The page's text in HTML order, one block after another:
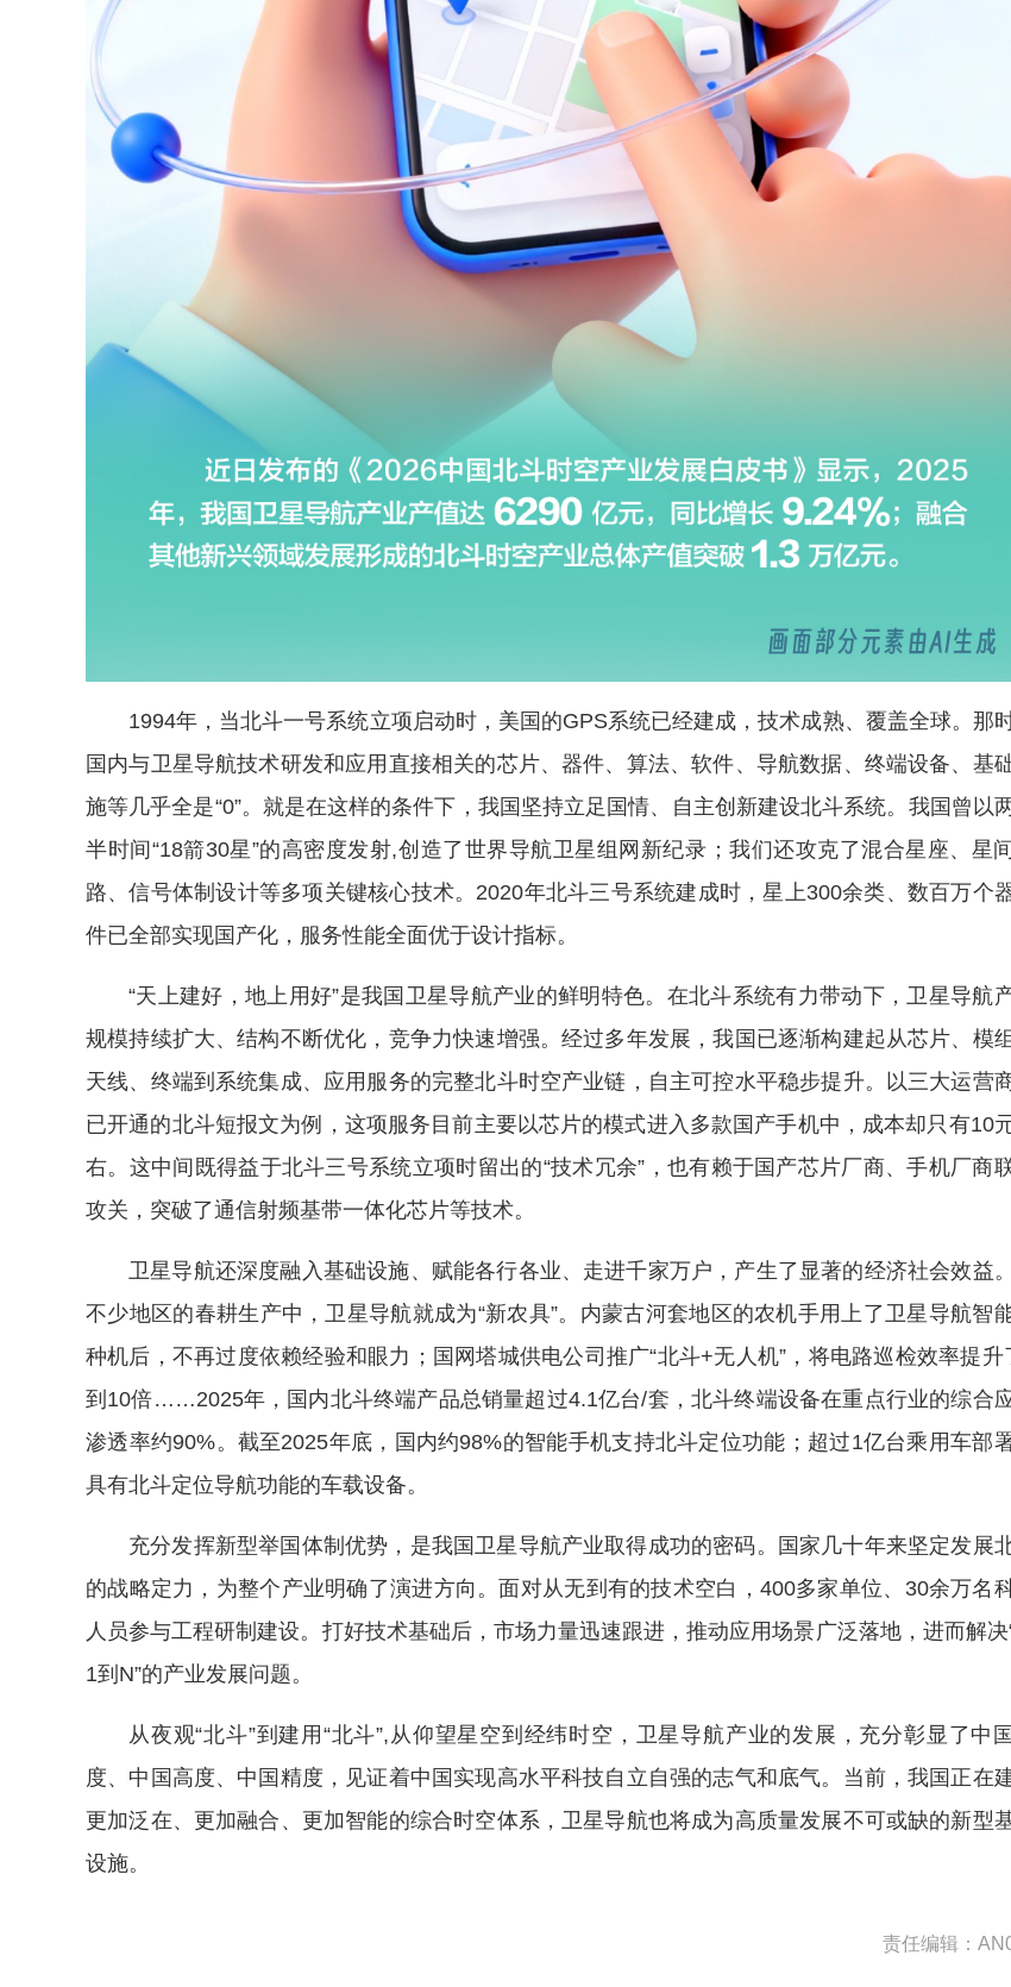
1994年，当北斗一号系统立项启动时，美国的GPS系统已经建成，技术成熟、覆盖全球。那时
国内与卫星导航技术研发和应用直接相关的芯片、器件、算法、软件、导航数据、终端设备、基
施等几乎全是“0”。就是在这样的条件下，我国坚持立足国情、自主创新建设北斗系统。我国曾以
半时间“18箭30星”的高密度发射,创造了世界导航卫星组网新纪录；我们还攻克了混合星座、星
路、信号体制设计等多项关键核心技术。2020年北斗三号系统建成时，星上300余类、数百万个
件已全部实现国产化，服务性能全面优于设计指标。
“天上建好，地上用好”是我国卫星导航产业的鲜明特色。在北斗系统有力带动下，卫星导航
规模持续扩大、结构不断优化，竞争力快速增强。经过多年发展，我国已逐渐构建起从芯片、模组
天线、终端到系统集成、应用服务的完整北斗时空产业链，自主可控水平稳步提升。以三大运营
已开通的北斗短报文为例，这项服务目前主要以芯片的模式进入多款国产手机中，成本却只有10
右。这中间既得益于北斗三号系统立项时留出的“技术冗余”，也有赖于国产芯片厂商、手机厂商
攻关，突破了通信射频基带一体化芯片等技术。
卫星导航还深度融入基础设施、赋能各行各业、走进千家万户，产生了显著的经济社会效益
不少地区的春耕生产中，卫星导航就成为“新农具”。内蒙古河套地区的农机手用上了卫星导航智
种机后，不再过度依赖经验和眼力；国网塔城供电公司推广“北斗+无人机”，将电路巡检效率提升
到10倍……2025年，国内北斗终端产品总销量超过4.1亿台/套，北斗终端设备在重点行业的综合
渗透率约90%。截至2025年底，国内约98%的智能手机支持北斗定位功能；超过1亿台乘用车部
具有北斗定位导航功能的车载设备。
充分发挥新型举国体制优势，是我国卫星导航产业取得成功的密码。国家几十年来坚定发展
的战略定力，为整个产业明确了演进方向。面对从无到有的技术空白，400多家单位、30余万名
人员参与工程研制建设。打好技术基础后，市场力量迅速跟进，推动应用场景广泛落地，进而解决
1到N”的产业发展问题。
从夜观“北斗”到建用“北斗”,从仰望星空到经纬时空，卫星导航产业的发展，充分彰显了中
度、中国高度、中国精度，见证着中国实现高水平科技自立自强的志气和底气。当前，我国正在
更加泛在、更加融合、更加智能的综合时空体系，卫星导航也将成为高质量发展不可或缺的新型
设施。
责任编辑：